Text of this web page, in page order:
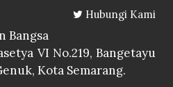
Hubungi Kami
Bangsa
VI No.219, Bangetayu
Kota Semarang.